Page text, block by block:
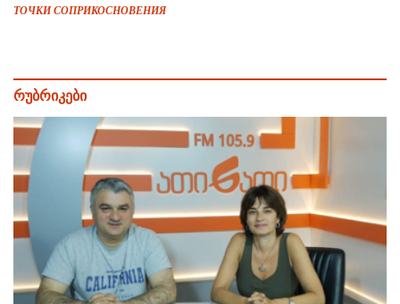
ТОЧКИ СОПРИКОСНОВЕНИЯ
რუბრიკები